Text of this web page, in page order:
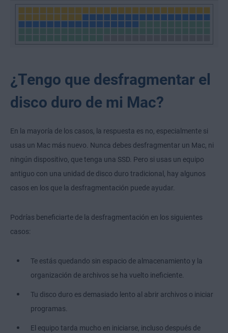
¿Tengo que desfragmentar el
disco duro de mi Mac?
En la mayoría de los casos, la respuesta es no, especialmente si
usas un Mac más nuevo. Nunca debes desfragmentar un Mac, ni
ningún dispositivo, que tenga una SSD. Pero si usas un equipo
antiguo con una unidad de disco duro tradicional, hay algunos
casos en los que la desfragmentación puede ayudar.
Podrías beneficiarte de la desfragmentación en los siguientes
casos:
Te estás quedando sin espacio de almacenamiento y la
organización de archivos se ha vuelto ineficiente.
Tu disco duro es demasiado lento al abrir archivos o iniciar
programas.
El equipo tarda mucho en iniciarse, incluso después de